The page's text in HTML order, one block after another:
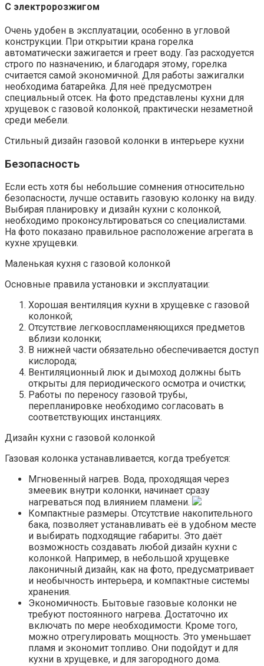
С электророзжигом
Очень удобен в эксплуатации, особенно в угловой
конструкции. При открытии крана горелка
автоматически зажигается и греет воду. Газ расходуется
строго по назначению, и благодаря этому, горелка
считается самой экономичной. Для работы зажигалки
необходима батарейка. Для неё предусмотрен
специальный отсек. На фото представлены кухни для
хрущевок с газовой колонкой, практически незаметной
среди мебели.
Стильный дизайн газовой колонки в интерьере кухни
Безопасность
Если есть хотя бы небольшие сомнения относительно
безопасности, лучше оставить газовую колонку на виду.
Выбирая планировку и дизайн кухни с колонкой,
необходимо проконсультироваться со специалистами.
На фото показано правильное расположение агрегата в
кухне хрущевки.
Маленькая кухня с газовой колонкой
Основные правила установки и эксплуатации:
Хорошая вентиляция кухни в хрущевке с газовой
колонкой;
Отсутствие легковоспламеняющихся предметов
вблизи колонки;
В нижней части обязательно обеспечивается доступ
кислорода;
Вентиляционный люк и дымоход должны быть
открыты для периодического осмотра и очистки;
Работы по переносу газовой трубы,
перепланировке необходимо согласовать в
соответствующих инстанциях.
Дизайн кухни с газовой колонкой
Газовая колонка устанавливается, когда требуется:
Мгновенный нагрев. Вода, проходящая через
змеевик внутри колонки, начинает сразу
нагреваться под влиянием пламени.
Компактные размеры. Отсутствие накопительного
бака, позволяет устанавливать её в удобном месте
и выбирать подходящие габариты. Это даёт
возможность создавать любой дизайн кухни с
колонкой. Например, в небольшой хрущевке
лаконичный дизайн, как на фото, предусматривает
и необычность интерьера, и компактные системы
хранения.
Экономичность. Бытовые газовые колонки не
требуют постоянного нагрева. Достаточно их
включать по мере необходимости. Кроме того,
можно отрегулировать мощность. Это уменьшает
пламя и экономит топливо. Они подойдут и для
кухни в хрущевке, и для загородного дома.